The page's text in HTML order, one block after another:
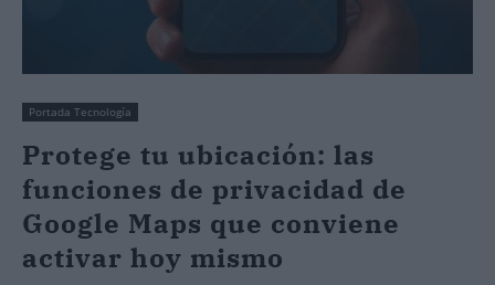
Portada Tecnología
Protege tu ubicación: las
funciones de privacidad de
Google Maps que conviene
activar hoy mismo